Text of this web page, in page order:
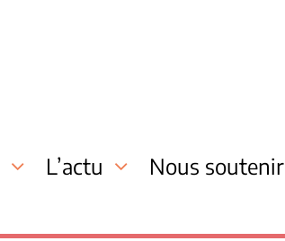
L’actu
Nous soutenir